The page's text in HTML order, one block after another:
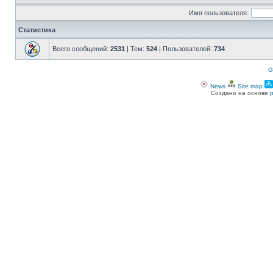
Имя пользователя:
Статистика
Всего сообщений: 2531 | Тем: 524 | Пользователей: 734
News Site map
Создано на основе